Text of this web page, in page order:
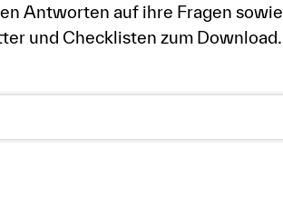
Antworten auf ihre Fragen sowie
und Checklisten zum Download.